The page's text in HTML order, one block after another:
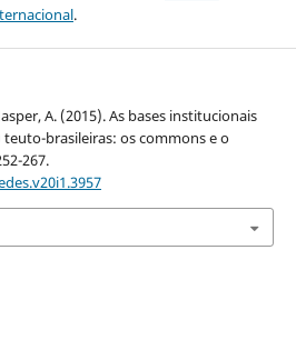
.
A. (2015). As bases institucionais
brasileiras: os commons e o
267.